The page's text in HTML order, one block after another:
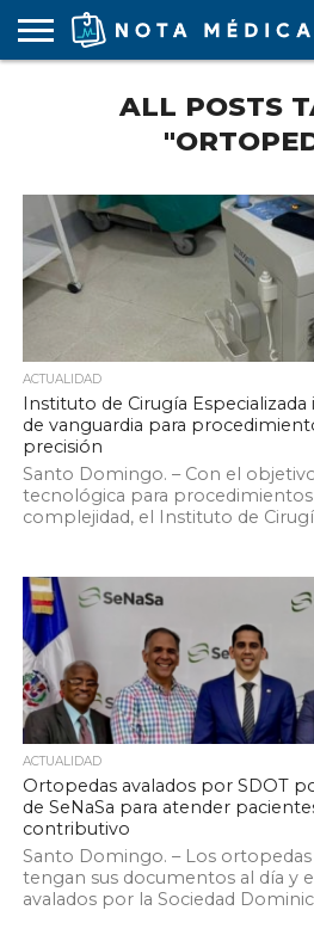
ARTÍCULO
ACTUALIDAD
EDUCACIÓN
ESTUDIANTES
FARMACÉUTICAS
GUBERNAMENTAL
HOSPITALES
Y CLÍNICAS
MARKETING
RESIDENTES
LABORAL
SOCIEDADES
MÉDICASALL POSTS
ACTUALIDAD
Instituto de Cirugía
de vanguardia para
precisión
Santo Domingo. – Con el
tecnológica para
complejidad, el Instituto de
ACTUALIDAD
Ortopedas avalados por SDOT
de SeNaSa para atender
contributivo
Santo Domingo. – Los
tengan sus documentos al día y
avalados por la Sociedad